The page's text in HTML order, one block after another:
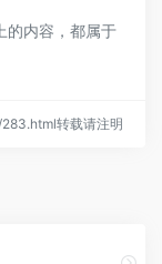
的内容，都属于
转载请注明